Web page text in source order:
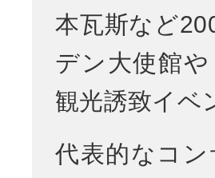
本瓦斯など
デン大使館
観光誘致イベ
代表的なコ